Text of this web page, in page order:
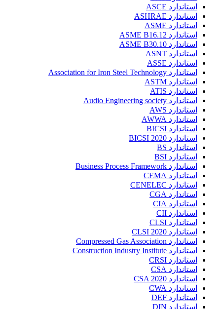
استاندارد ASCE
استاندارد ASHRAE
استاندارد ASME
استاندارد ASME B16.12
استاندارد ASME B30.10
استاندارد ASNT
استاندارد ASSE
استاندارد Association for Iron Steel Technology
استاندارد ASTM
استاندارد ATIS
استاندارد Audio Engineering society
استاندارد AWS
استاندارد AWWA
استاندارد BICSI
استاندارد BICSI 2020
استاندارد BS
استاندارد BSI
استاندارد Business Process Framework
استاندارد CEMA
استاندارد CENELEC
استاندارد CGA
استاندارد CIA
استاندارد CII
استاندارد CLSI
استاندارد CLSI 2020
استاندارد Compressed Gas Association
استاندارد Construction Industry Institute
استاندارد CRSI
استاندارد CSA
استاندارد CSA 2020
استاندارد CWA
استاندارد DEF
استاندارد DIN